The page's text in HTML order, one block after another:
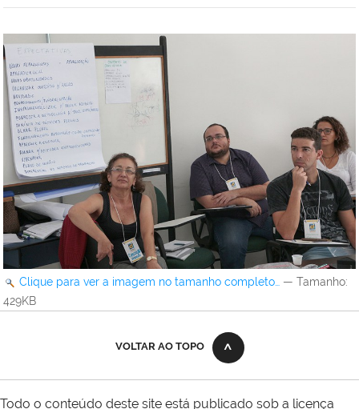
Clique para ver a imagem no tamanho completo… — Tamanho:
429KB
VOLTAR AO TOPO
Todo o conteúdo deste site está publicado sob a licença